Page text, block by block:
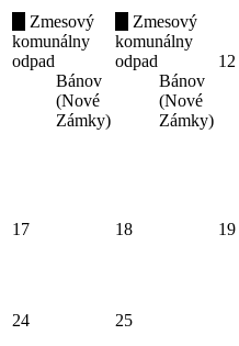
Zmesový
komunálny
odpad
Bánov
(Nové
Zámky)
Zmesový
komunálny
odpad
Bánov
(Nové
Zámky)
12
17 18 19
24
25